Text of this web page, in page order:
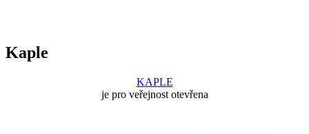
Kaple
KAPLE
je pro veřejnost otevřena